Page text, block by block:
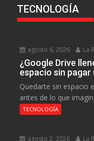
TECNOLOGÍA
agosto 6, 2026 La
¿Google Drive
espacio sin pagar
Quedarte sin espacio
antes de lo que
TECNOLOGÍA
agosto 2, 2026 La